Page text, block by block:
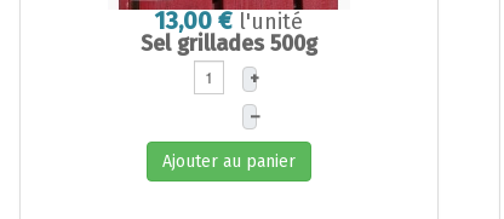
13,00 € l'unité
Sel grillades 500g
+
–
Ajouter au panier